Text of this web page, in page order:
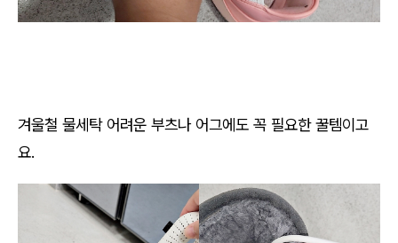
겨울철 물세탁 어려운 부츠나 어그에도 꼭 필요한 꿀템이고
요.